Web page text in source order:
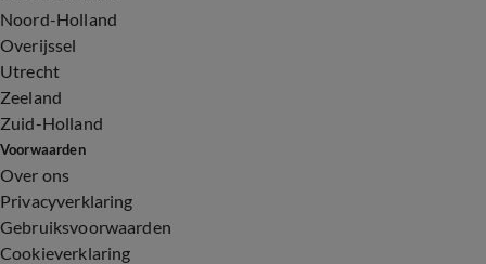
Noord-Holland
Overijssel
Utrecht
Zeeland
Zuid-Holland
Voorwaarden
Over ons
Privacyverklaring
Gebruiksvoorwaarden
Cookieverklaring